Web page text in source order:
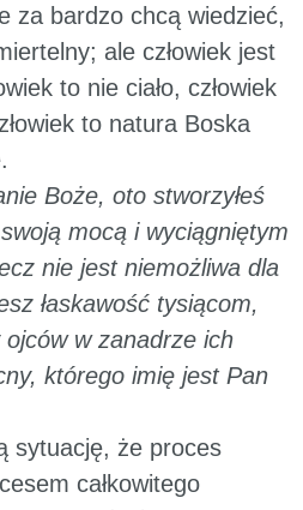
za bardzo chcą wiedzieć,
ale człowiek jest
to nie ciało, człowiek
to natura Boska
Boże, oto stworzyłeś
mocą i wyciągniętym
nie jest niemożliwa dla
łaskawość tysiącom,
w zanadrze ich
którego imię jest Pan
sytuację, że proces
całkowitego